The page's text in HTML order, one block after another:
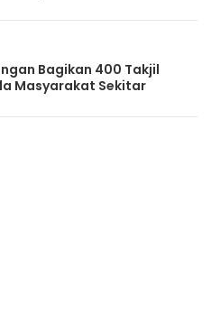
Bagikan 400 Takjil
Masyarakat Sekitar